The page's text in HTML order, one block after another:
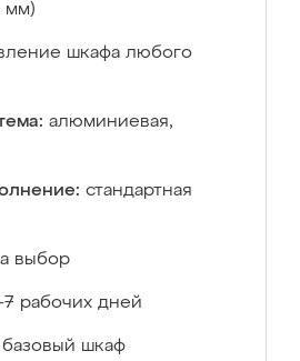
мм)
шкафа любого
алюминиевая,
стандартная
выбор
7 рабочих дней
базовый шкаф